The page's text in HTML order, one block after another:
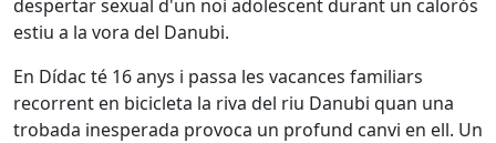
despertar sexual d'un noi adolescent durant un calorós
estiu a la vora del Danubi.
En Dídac té 16 anys i passa les vacances familiars
recorrent en bicicleta la riva del riu Danubi quan una
trobada inesperada provoca un profund canvi en ell. Un